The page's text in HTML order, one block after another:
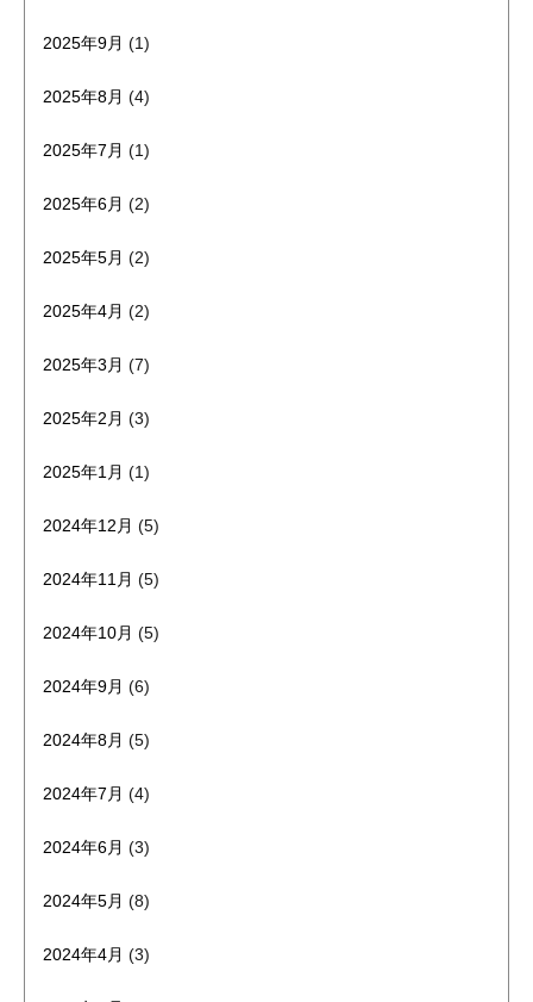
2025年9月 (1)
2025年8月 (4)
2025年7月 (1)
2025年6月 (2)
2025年5月 (2)
2025年4月 (2)
2025年3月 (7)
2025年2月 (3)
2025年1月 (1)
2024年12月 (5)
2024年11月 (5)
2024年10月 (5)
2024年9月 (6)
2024年8月 (5)
2024年7月 (4)
2024年6月 (3)
2024年5月 (8)
2024年4月 (3)